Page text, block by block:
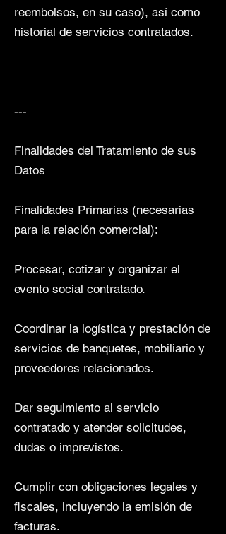
reembolsos, en su caso), así como
historial de servicios contratados.
---
Finalidades del Tratamiento de sus
Datos
Finalidades Primarias (necesarias
para la relación comercial):
Procesar, cotizar y organizar el
evento social contratado.
Coordinar la logística y prestación de
servicios de banquetes, mobiliario y
proveedores relacionados.
Dar seguimiento al servicio
contratado y atender solicitudes,
dudas o imprevistos.
Cumplir con obligaciones legales y
fiscales, incluyendo la emisión de
facturas.